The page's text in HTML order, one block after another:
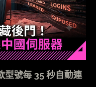
型號每 35 秒自動連